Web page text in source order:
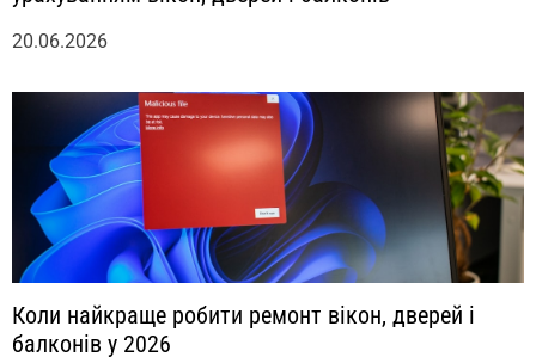
20.06.2026
Коли найкраще робити ремонт вікон, дверей і
балконів у 2026